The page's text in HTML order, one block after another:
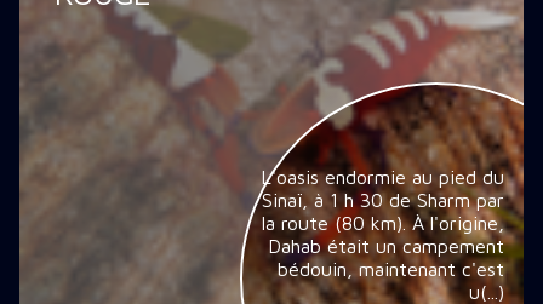
L'oasis endormie au pied du
Sinaï, à 1 h 30 de Sharm par
la route (80 km). À l'origine,
Dahab était un campement
bédouin, maintenant c'est
u(...)